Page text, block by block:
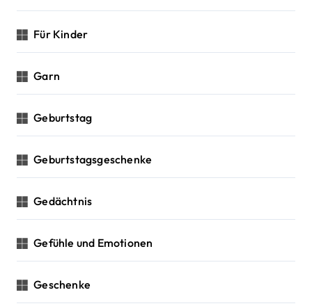
Für Kinder
Garn
Geburtstag
Geburtstagsgeschenke
Gedächtnis
Gefühle und Emotionen
Geschenke